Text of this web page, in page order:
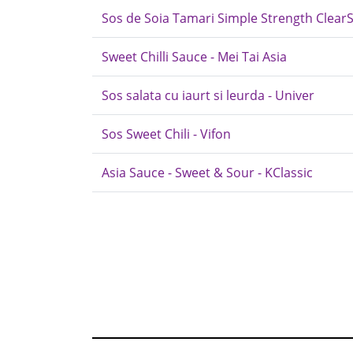
Sos de Soia Tamari Simple Strength
Sweet Chilli Sauce - Mei Tai Asia
Sos salata cu iaurt si leurda - Univer
Sos Sweet Chili - Vifon
Asia Sauce - Sweet & Sour - KClassic